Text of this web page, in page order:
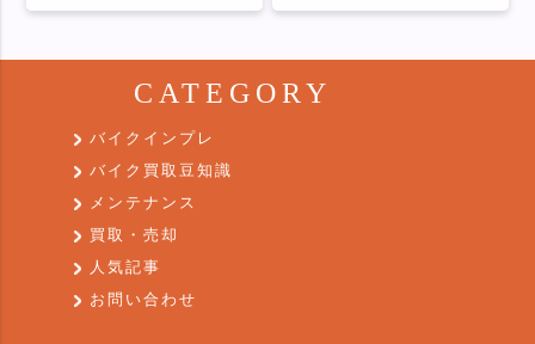
CATEGORY
バイクインプレ
バイク買取豆知識
メンテナンス
買取・売却
人気記事
お問い合わせ